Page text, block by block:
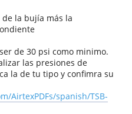
la bujía más la
de 30 psi como minimo.
las presiones de
la de tu tipo y confimra su
AirtexPDFs/spanish/TSB-